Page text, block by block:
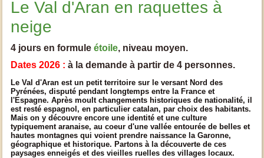
Le Val d'Aran en raquettes à
neige
4 jours en formuleétoile, niveau moyen.
Dates 2026 : à la demande à partir de 4 personnes.
Le Val d'Aran est un petit territoire sur le versant Nord des
Pyrénées, disputé pendant longtemps entre la France et
l'Espagne. Après moult changements historiques de nationalité, il
est resté espagnol, en particulier catalan, par choix des habitants.
Mais on y découvre encore une identité et une culture
typiquement aranaise, au coeur d'une vallée entourée de belles et
hautes montagnes qui voient prendre naissance la Garonne,
géographique et historique. Partons à la découverte de ces
paysages enneigés et des vieilles ruelles des villages locaux.